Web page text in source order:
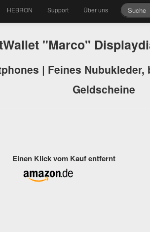
HEBRON Support Über uns
"Marco"
| Feines
Geldscheine
Einen Klick vom Kauf entfernt